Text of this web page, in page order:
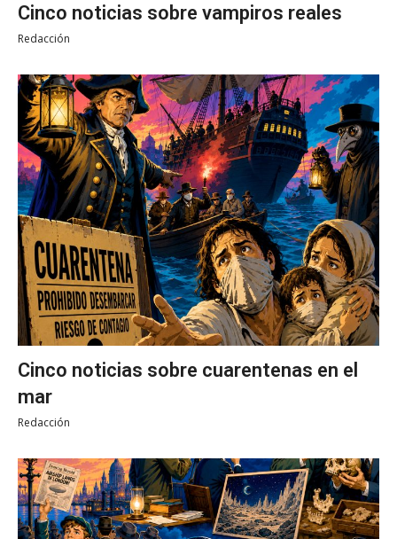
Cinco noticias sobre vampiros reales
Redacción
Cinco noticias sobre cuarentenas en el
mar
Redacción